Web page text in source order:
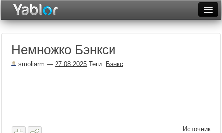
Неделя
Месяц
Немножко Бэнкси
smoliarm — 27.08.2025 Теги: Бэнкс
Источник